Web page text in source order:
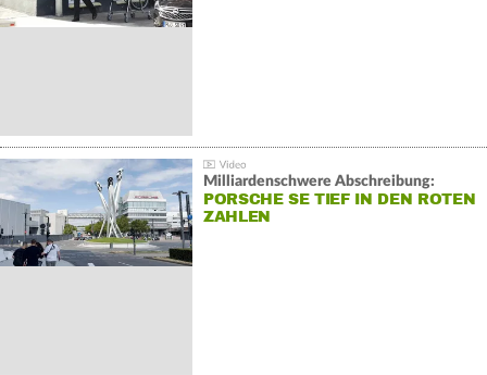
Milliardenschwere Abschreibung:
PORSCHE SE TIEF IN DEN ROTEN
ZAHLEN